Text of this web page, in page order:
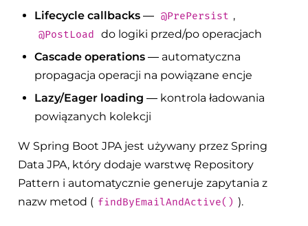
Lifecycle callbacks — @PrePersist ,
@PostLoad
do logiki przed/po operacjach
Cascade operations — automatyczna
propagacja operacji na powiązane encje
Lazy/Eager loading — kontrola ładowania
powiązanych kolekcji
W Spring Boot JPA jest używany przez Spring
Data JPA, który dodaje warstwę Repository
Pattern i automatycznie generuje zapytania z
nazw metod ( findByEmailAndActive() ).